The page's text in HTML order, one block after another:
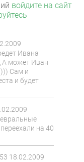
войдите на сайт
Ивана
А может Иван
Сам и
и будет
на 40
18.02.2009